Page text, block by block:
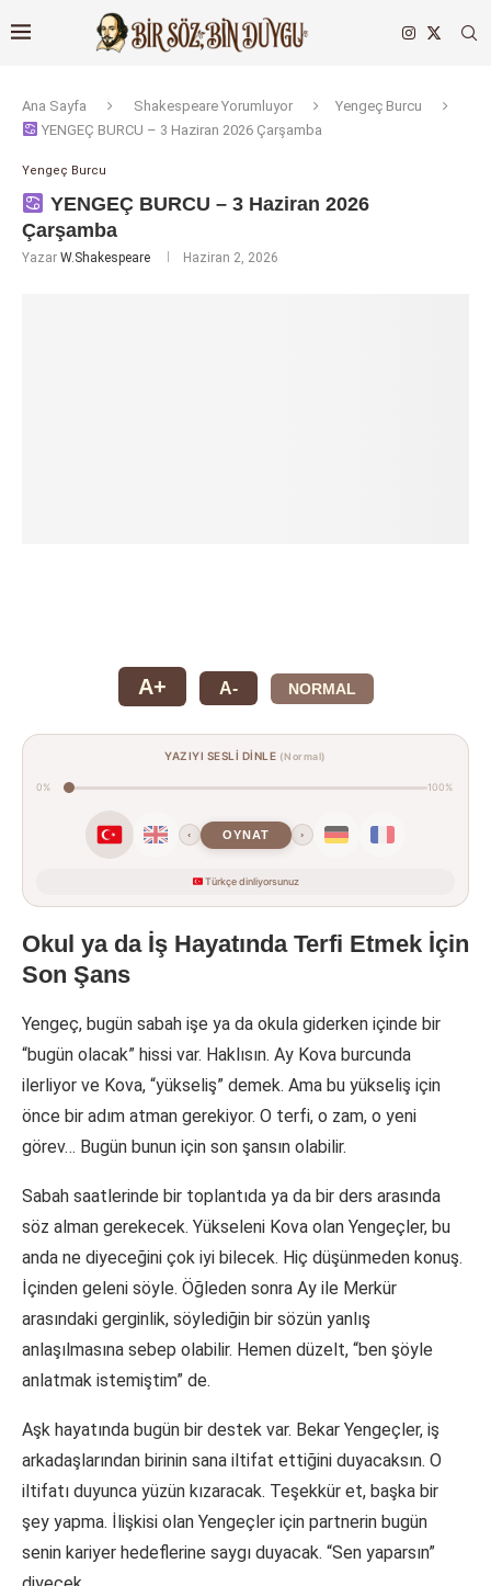
Ana Sayfa Shakespeare Yorumluyor
Yengeç Burcu
YENGEÇ BURCU – 3 Haziran 2026 Çarşamba
Yengeç Burcu
YENGEÇ BURCU – 3 Haziran 2026
Çarşamba
Yazar W.Shakespeare Haziran 2, 2026
A+ A- NORMAL
YAZIYI SESLİ DİNLE (Normal)
0% 100%
‹ OYNAT ›
Türkçe dinliyorsunuz
Okul ya da İş Hayatında Terfi Etmek İçin
Son Şans
Yengeç, bugün sabah işe ya da okula giderken içinde bir
“bugün olacak” hissi var. Haklısın. Ay Kova burcunda
ilerliyor ve Kova, “yükseliş” demek. Ama bu yükseliş için
önce bir adım atman gerekiyor. O terfi, o zam, o yeni
görev… Bugün bunun için son şansın olabilir.
Sabah saatlerinde bir toplantıda ya da bir ders arasında
söz alman gerekecek. Yükseleni Kova olan Yengeçler, bu
anda ne diyeceğini çok iyi bilecek. Hiç düşünmeden konuş.
İçinden geleni söyle. Öğleden sonra Ay ile Merkür
arasındaki gerginlik, söylediğin bir sözün yanlış
anlaşılmasına sebep olabilir. Hemen düzelt, “ben şöyle
anlatmak istemiştim” de.
Aşk hayatında bugün bir destek var. Bekar Yengeçler, iş
arkadaşlarından birinin sana iltifat ettiğini duyacaksın. O
iltifatı duyunca yüzün kızaracak. Teşekkür et, başka bir
şey yapma. İlişkisi olan Yengeçler için partnerin bugün
senin kariyer hedeflerine saygı duyacak. “Sen yaparsın”